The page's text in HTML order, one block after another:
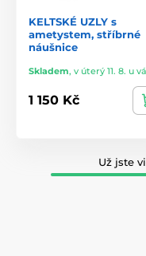
KELTSKÉ UZLY s
ametystem, stříbrné
náušnice
Skladem, v úterý 11. 8. u
1 150 Kč
Už jste